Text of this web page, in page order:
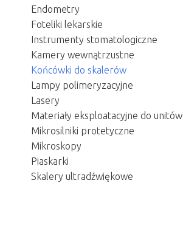
Endometry
Foteliki lekarskie
Instrumenty stomatologiczne
Kamery wewnątrzustne
Końcówki do skalerów
Lampy polimeryzacyjne
Lasery
Materiały eksploatacyjne do unitów
Mikrosilniki protetyczne
Mikroskopy
Piaskarki
Skalery ultradźwiękowe